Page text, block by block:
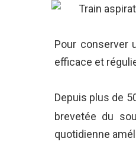
Train
Pour conserver
efficace et
Depuis plus de
brevetée du
quotidienne